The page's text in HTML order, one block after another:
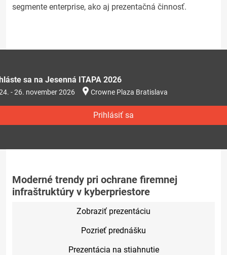
segmente enterprise, ako aj prezentačná činnosť.
sa na Jesenná ITAPA 2026
- 26. november 2026 Crowne Plaza Bratislava
Prihlásiť sa
Moderné trendy pri ochrane firemnej
infraštruktúry v kyberpriestore
Zobraziť prezentáciu
Pozrieť prednášku
Prezentácia na stiahnutie